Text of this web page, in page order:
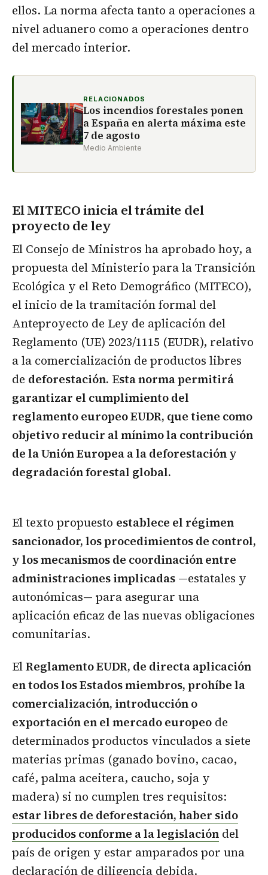
ellos. La norma afecta tanto a operaciones a
nivel aduanero como a operaciones dentro
del mercado interior.
RELACIONADOS
Los incendios forestales ponen
a España en alerta máxima este
7 de agosto
Medio Ambiente
El MITECO inicia el trámite del
proyecto de ley
El Consejo de Ministros ha aprobado hoy, a
propuesta del Ministerio para la Transición
Ecológica y el Reto Demográfico (MITECO),
el inicio de la tramitación formal del
Anteproyecto de Ley de aplicación del
Reglamento (UE) 2023/1115 (EUDR), relativo
a la comercialización de productos libres
de deforestación. Esta norma permitirá
garantizar el cumplimiento del
reglamento europeo EUDR, que tiene como
objetivo reducir al mínimo la contribución
de la Unión Europea a la deforestación y
degradación forestal global.
El texto propuesto establece el régimen
sancionador, los procedimientos de control,
y los mecanismos de coordinación entre
administraciones implicadas —estatales y
autonómicas— para asegurar una
aplicación eficaz de las nuevas obligaciones
comunitarias.
ElReglamento EUDR, de directa aplicación
en todos los Estados miembros, prohíbe la
comercialización, introducción o
exportación en el mercado europeo de
determinados productos vinculados a siete
materias primas (ganado bovino, cacao,
café, palma aceitera, caucho, soja y
madera) si no cumplen tres requisitos:
estar libres de deforestación, haber sido
producidos conforme a la legislación del
país de origen y estar amparados por una
declaración de diligencia debida.